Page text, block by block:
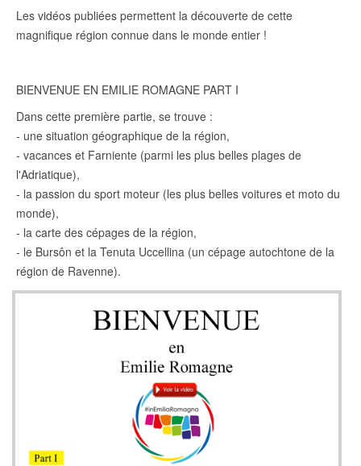
Les vidéos publiées permettent la découverte de cette
magnifique région connue dans le monde entier !
BIENVENUE EN EMILIE ROMAGNE PART I
Dans cette première partie, se trouve :
- une situation géographique de la région,
- vacances et Farniente (parmi les plus belles plages de
l'Adriatique),
- la passion du sport moteur (les plus belles voitures et moto du
monde),
- la carte des cépages de la région,
- le Bursôn et la Tenuta Uccellina (un cépage autochtone de la
région de Ravenne).